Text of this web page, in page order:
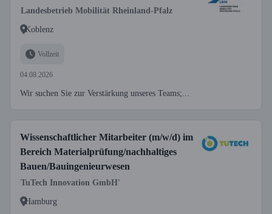
Landesbetrieb Mobilität Rheinland-Pfalz
Koblenz
Vollzeit
04.08.2026
Wir suchen Sie zur Verstärkung unseres Teams;...
Wissenschaftlicher Mitarbeiter (m/w/d) im
Bereich Materialprüfung/nachhaltiges
Bauen/Bauingenieurwesen
TuTech Innovation GmbH'
Hamburg